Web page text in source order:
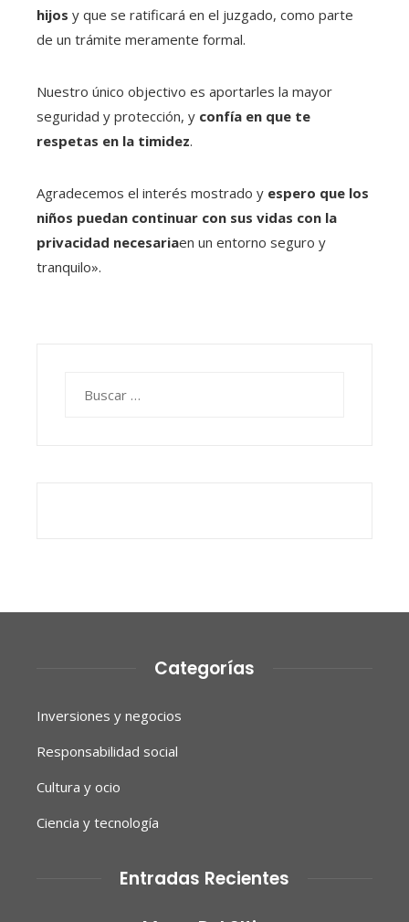
hijos y que se ratificará en el juzgado, como parte
de un trámite meramente formal.
Nuestro único objectivo es aportarles la mayor
seguridad y protección, y confía en que te
respetas en la timidez.
Agradecemos el interés mostrado y espero que los
niños puedan continuar con sus vidas con la
privacidad necesariaen un entorno seguro y
tranquilo».
Categorías
Inversiones y negocios
Responsabilidad social
Cultura y ocio
Ciencia y tecnología
Entradas Recientes